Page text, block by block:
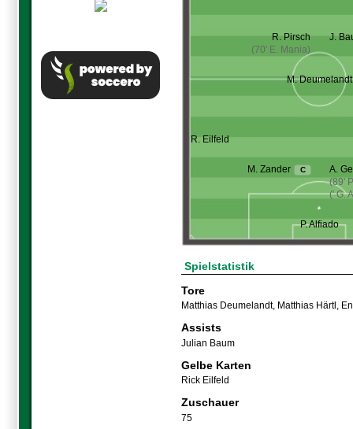
R. Pirsch
(70' E. Mania)
J.
M. Deumelandt
R. Eilfeld
M. Zander C
A.
(89'
(' G.
P. Alfiado
Spielstatistik
Tore
Matthias Deumelandt, Matthias Härtl ,
Assists
Julian Baum
Gelbe Karten
Rick Eilfeld
Zuschauer
75